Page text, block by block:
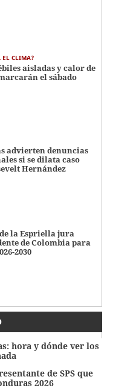
EL CLIMA?
aisladas y calor de
el sábado
advierten denuncias
si se dilata caso
Hernández
la Espriella jura
de Colombia para
2030
hora y dónde ver los
de SPS que
2026